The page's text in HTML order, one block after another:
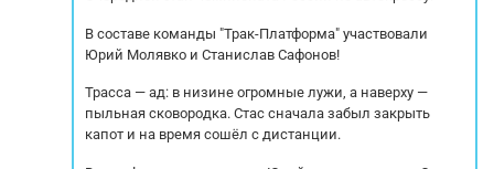
В составе команды "Трак-Платформа" участвовали
Юрий Молявко и Станислав Сафонов!
Трасса — ад: в низине огромные лужи, а наверху —
пыльная сковородка. Стас сначала забыл закрыть
капот и на время сошёл с дистанции.